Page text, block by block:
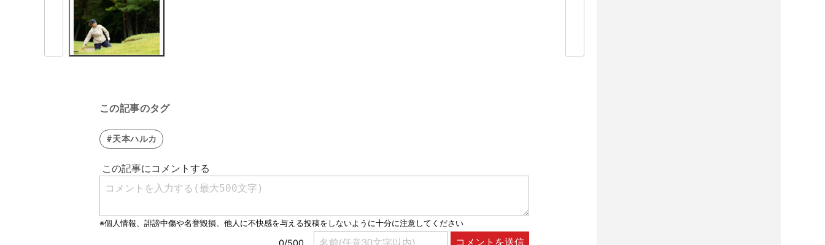
この記事のタグ
#天本ハルカ